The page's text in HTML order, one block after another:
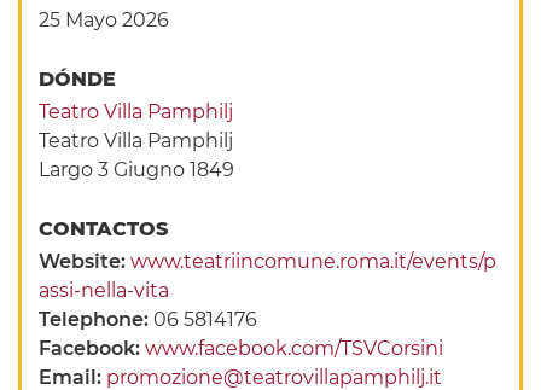
25 Mayo 2026
DÓNDE
Teatro Villa Pamphilj
Teatro Villa Pamphilj
Largo 3 Giugno 1849
CONTACTOS
Website:www.teatriincomune.roma.it/events/p
assi-nella-vita
Telephone:06 5814176
Facebook:www.facebook.com/TSVCorsini
Email: promozione@teatrovillapamphilj.it